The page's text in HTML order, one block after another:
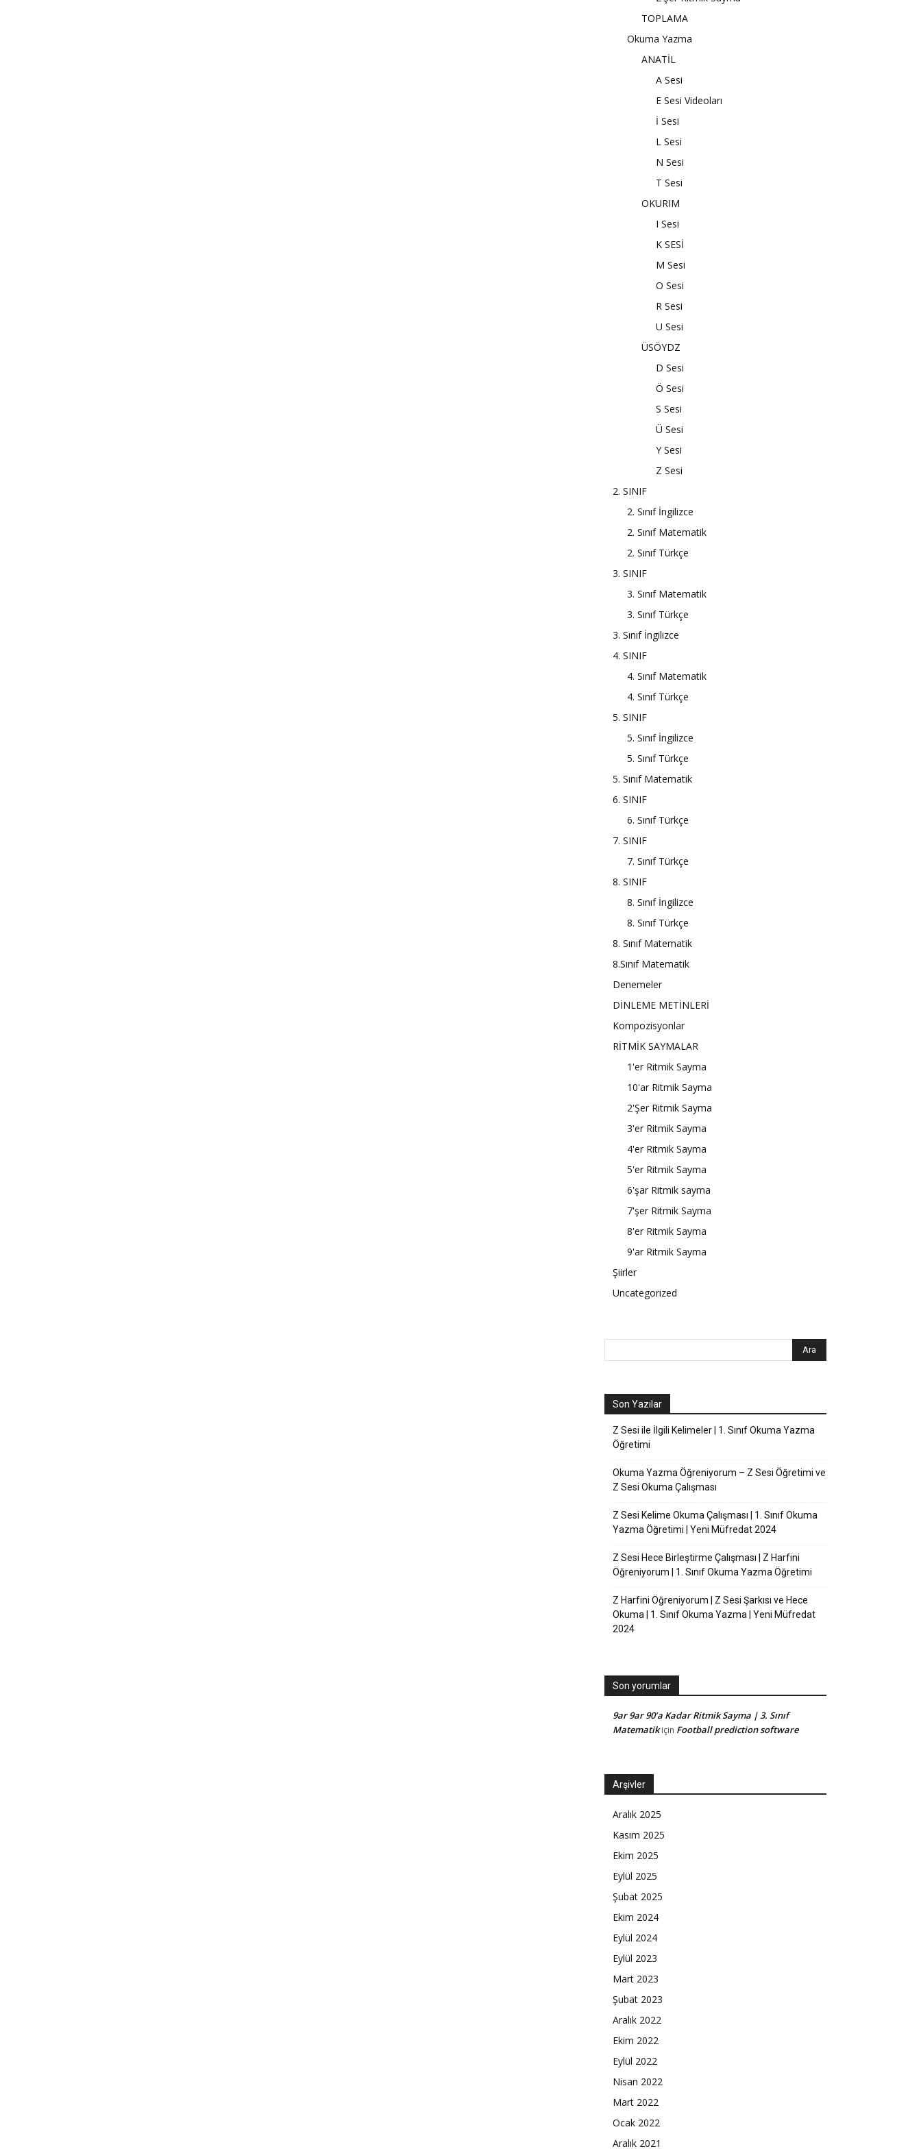
TOPLAMA
Okuma Yazma
ANATİL
A Sesi
E Sesi Videoları
İ Sesi
L Sesi
N Sesi
T Sesi
OKURIM
I Sesi
K SESİ
M Sesi
O Sesi
R Sesi
U Sesi
ÜSÖYDZ
D Sesi
Ö Sesi
S Sesi
Ü Sesi
Y Sesi
Z Sesi
2. SINIF
2. Sınıf İngilizce
2. Sınıf Matematik
2. Sınıf Türkçe
3. SINIF
3. Sınıf Matematik
3. Sınıf Türkçe
3. Sınıf İngilizce
4. SINIF
4. Sınıf Matematik
4. Sınıf Türkçe
5. SINIF
5. Sınıf İngilizce
5. Sınıf Türkçe
5. Sınıf Matematik
6. SINIF
6. Sınıf Türkçe
7. SINIF
7. Sınıf Türkçe
8. SINIF
8. Sınıf İngilizce
8. Sınıf Türkçe
8. Sınıf Matematik
8.Sınıf Matematik
Denemeler
DİNLEME METİNLERİ
Kompozisyonlar
RİTMİK SAYMALAR
1'er Ritmik Sayma
10'ar Ritmik Sayma
2'Şer Ritmik Sayma
3'er Ritmik Sayma
4'er Ritmik Sayma
5'er Ritmik Sayma
6'şar Ritmik sayma
7'şer Ritmik Sayma
8'er Ritmik Sayma
9'ar Ritmik Sayma
Şiirler
Uncategorized
Son Yazılar
Z Sesi ile İlgili Kelimeler | 1. Sınıf Okuma Yazma
Öğretimi
Okuma Yazma Öğreniyorum – Z Sesi Öğretimi ve
Z Sesi Okuma Çalışması
Z Sesi Kelime Okuma Çalışması | 1. Sınıf Okuma
Yazma Öğretimi | Yeni Müfredat 2024
Z Sesi Hece Birleştirme Çalışması | Z Harfini
Öğreniyorum | 1. Sınıf Okuma Yazma Öğretimi
Z Harfini Öğreniyorum | Z Sesi Şarkısı ve Hece
Okuma | 1. Sınıf Okuma Yazma | Yeni Müfredat
2024
Son yorumlar
9ar 9ar 90’a Kadar Ritmik Sayma | 3. Sınıf
Matematikiçin Football prediction software
Arşivler
Aralık 2025
Kasım 2025
Ekim 2025
Eylül 2025
Şubat 2025
Ekim 2024
Eylül 2024
Eylül 2023
Mart 2023
Şubat 2023
Aralık 2022
Ekim 2022
Eylül 2022
Nisan 2022
Mart 2022
Ocak 2022
Aralık 2021